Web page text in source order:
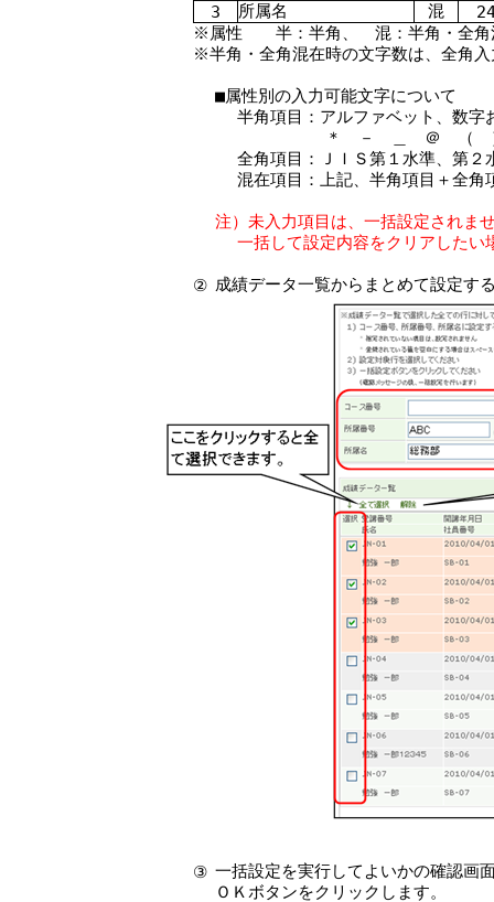
3
所属名 混
※属性 半：半角、 混：半角・全
※半角・全角混在時の文字数は、全角
■属性別の入力可能文字について
半角項目：アルファベット、数
＊ － ＿ ＠ （
全角項目：ＪＩＳ第１水準、第２
混在項目：上記、半角項目＋全角
注）未入力項目は、一括設定されま
一括して設定内容をクリアした
② 成績データ一覧からまとめて設定す
③ 一括設定を実行してよいかの確認画
ＯＫボタンをクリックします。